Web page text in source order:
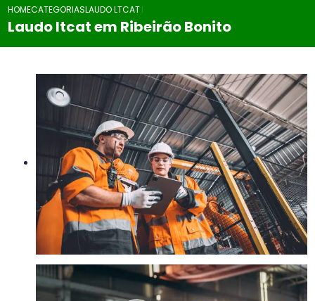
HOMECATEGORIASLAUDO LTCAT EM RIBEIRÃO BONITO
Laudo ltcat em Ribeirão Bonito